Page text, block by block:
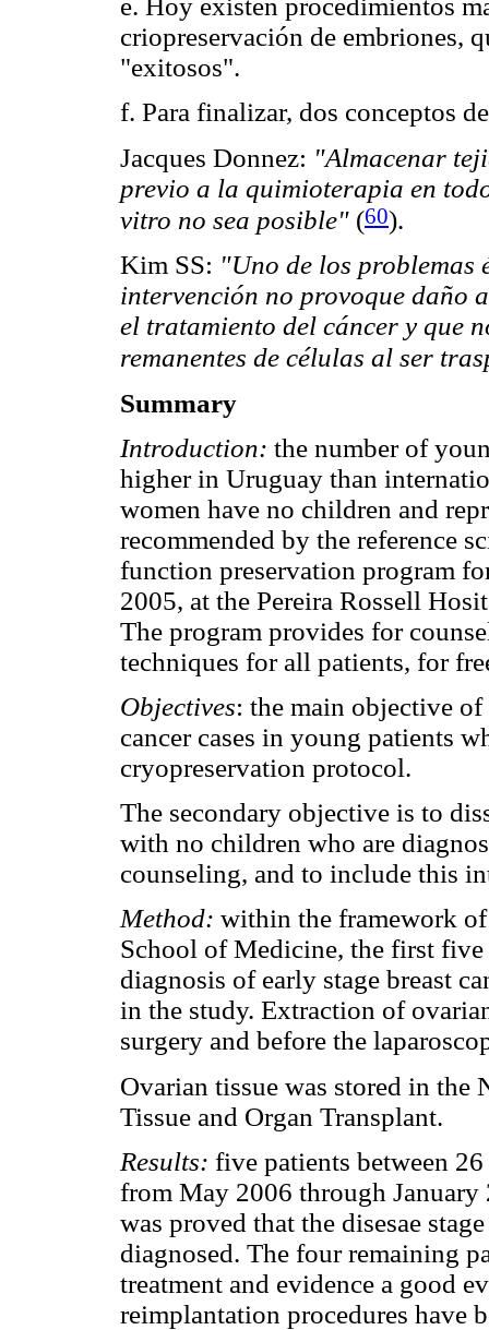
e. Hoy existen procedimientos
criopreservación de embriones,
"exitosos".
f. Para finalizar, dos conceptos
Jacques Donnez: "Almacenar
previo a la quimioterapia en
vitro no sea posible" (60).
Kim SS: "Uno de los problemas
intervención no provoque daño
el tratamiento del cáncer y que
remanentes de células al ser
Summary
Introduction: the number of
higher in Uruguay than
women have no children and
recommended by the reference
function preservation program
2005, at the Pereira Rossell
The program provides for
techniques for all patients, for
Objectives: the main objective
cancer cases in young patients
cryopreservation protocol.
The secondary objective is to
with no children who are
counseling, and to include this
Method: within the framework
School of Medicine, the first
diagnosis of early stage breast
in the study. Extraction of
surgery and before the
Ovarian tissue was stored in
Tissue and Organ Transplant.
Results: five patients between
from May 2006 through January
was proved that the disesae
diagnosed. The four remaining
treatment and evidence a good
reimplantation procedures have